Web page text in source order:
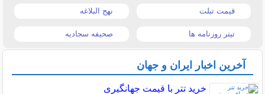
قیمت تبلت نهج البلاغه
تیتر روزنامه ها صحیفه سجادیه
آخرین اخبار ایران و جهان
خرید تتر با قیمت جهانگیری